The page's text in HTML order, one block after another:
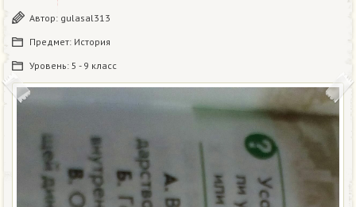
Автор: gulasal313
Предмет: История
Уровень: 5 - 9 класс